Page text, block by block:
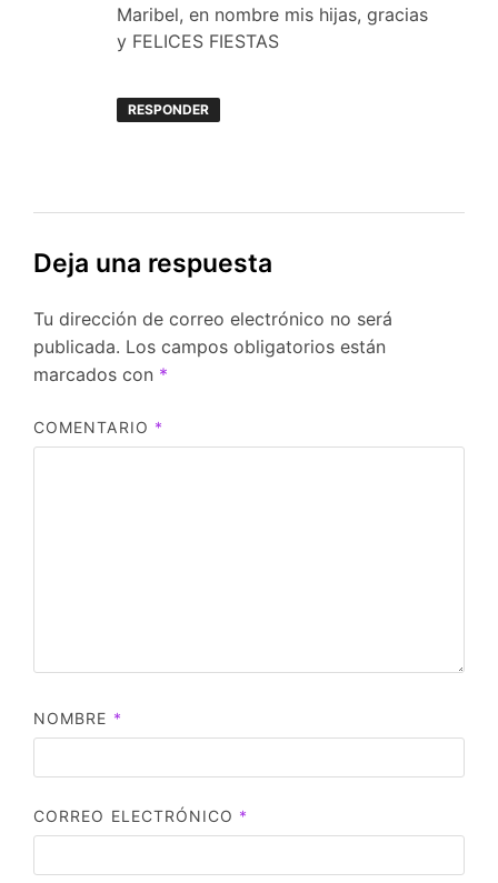
Maribel, en nombre mis hijas, gracias
y FELICES FIESTAS
RESPONDER
Deja una respuesta
Tu dirección de correo electrónico no será
publicada. Los campos obligatorios están
marcados con *
COMENTARIO *
NOMBRE *
CORREO ELECTRÓNICO *